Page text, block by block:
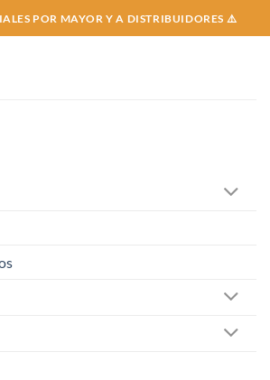
POR MAYOR Y A DISTRIBUIDORES ⚠️